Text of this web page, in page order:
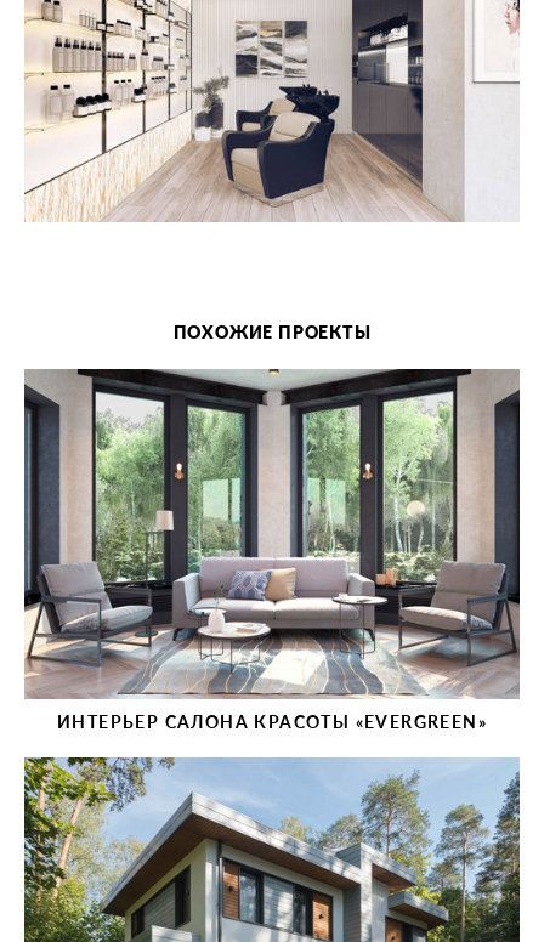
ПОХОЖИЕ ПРОЕКТЫ
ИНТЕРЬЕР САЛОНА КРАСОТЫ «EVERGREEN»